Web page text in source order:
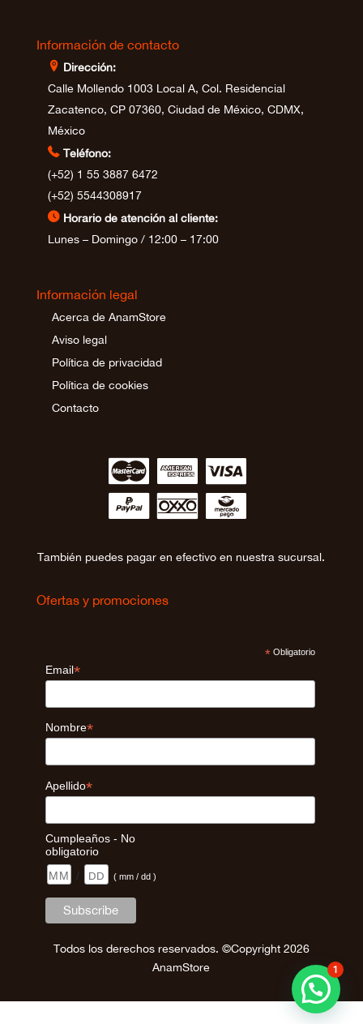
Información de contacto
⊩ Dirección:
Calle Mollendo 1003 Local A, Col. Residencial
Zacatenco, CP 07360, Ciudad de México, CDMX,
México
 Teléfono:
(+52) 1 55 3887 6472
(+52) 5544308917
⊲ Horario de atención al cliente:
Lunes – Domingo / 12:00 – 17:00
Información legal
Acerca de AnamStore
Aviso legal
Política de privacidad
Política de cookies
Contacto
∹ ∵ ≂
∾ ∼ ∻
También puedes pagar en efectivo en nuestra sucursal.
Ofertas y promociones
* Obligatorio
Email*
Nombre*
Apellido*
Cumpleaños - No
obligatorio
/
( mm / dd )
Todos los derechos reservados. ©Copyright 2026
AnamStore
1